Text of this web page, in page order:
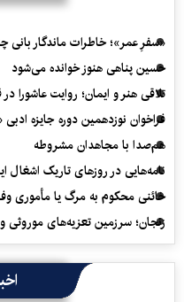
«سفرِ عمر»؛ خاطرات ماندگار بانی
حسین پناهی هنوز خوانده می‌شود
تلاقی هنر و ایمان؛ روایت عاشورا
فراخوان نوزدهمین دوره جایزه
هم‌صدا با مجاهدان مشروطه
نامه‌هایی در روزهای تاریک اشغال
خائنی محکوم به مرگ یا مأموری
زنجان؛ سرزمین تعزیه‌های موروثی